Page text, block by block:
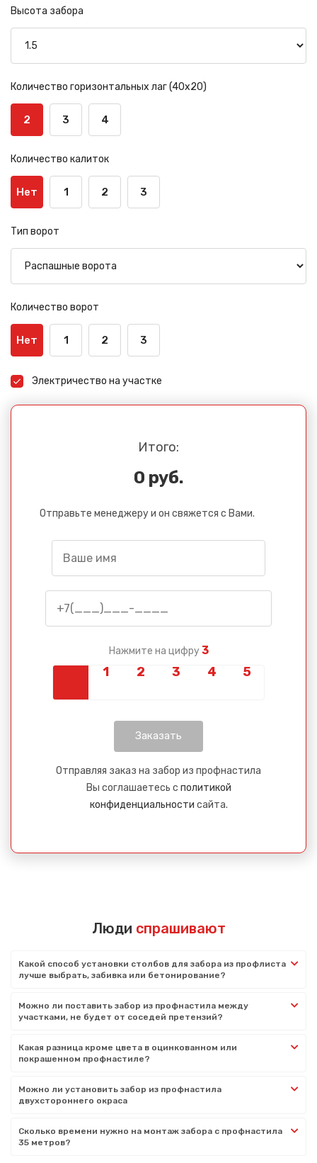
Высота забора
Количество горизонтальных лаг (40х20)
2 3 4
Количество калиток
Нет 1 2 3
Тип ворот
Количество ворот
Нет 1 2 3
Электричество на участке
Итого:
0 руб.
Отправьте менеджеру и он свяжется с Вами.
Нажмите на цифру 3
Отправляя заказ на забор из профнастила
Вы соглашаетесь с политикой
конфиденциальности сайта.
Люди спрашивают
Какой способ установки столбов для забора из профлиста
лучше выбрать, забивка или бетонирование?
Можно ли поставить забор из профнастила между
участками, не будет от соседей претензий?
Какая разница кроме цвета в оцинкованном или
покрашенном профнастиле?
Можно ли установить забор из профнастила
двухстороннего окраса
Сколько времени нужно на монтаж забора с профнастила
35 метров?